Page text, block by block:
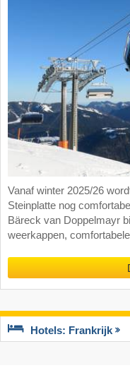
Vanaf winter 2025/26
Steinplatte nog
Bäreck van Doppelmayr
weerkappen,
Hotels: Frankrijk